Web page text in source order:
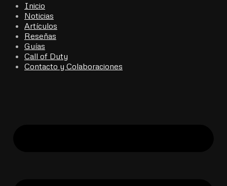
Inicio
Noticias
Artículos
Reseñas
Guías
Call of Duty
Contacto y Colaboraciones